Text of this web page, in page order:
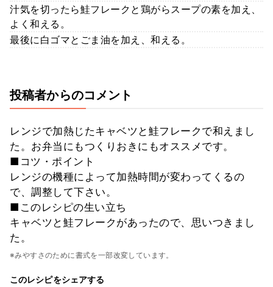
汁気を切ったら鮭フレークと鶏がらスープの素を加え、
よく和える。
最後に白ゴマとごま油を加え、和える。
投稿者からのコメント
レンジで加熱じたキャベツと鮭フレークで和えまし
た。お弁当にもつくりおきにもオススメです。
■コツ・ポイント
レンジの機種によって加熱時間が変わってくるの
で、調整して下さい。
■このレシピの生い立ち
キャベツと鮭フレークがあったので、思いつきまし
た。
※みやすさのために書式を一部改変しています。
このレシピをシェアする